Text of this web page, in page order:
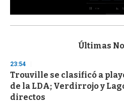
s
d
s
o
f
3
Últimas
23:54
Trouville se clasificó a
de la LDA; Verdirrojo y
directos